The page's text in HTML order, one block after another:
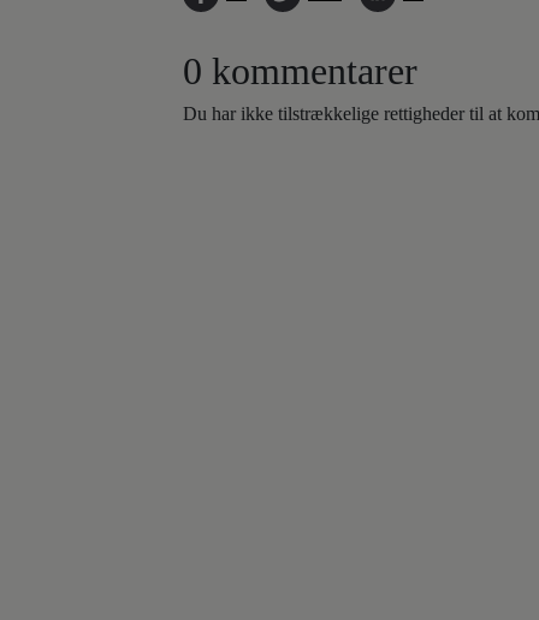
0 kommentarer
Du har ikke tilstrækkelige rettigheder til at